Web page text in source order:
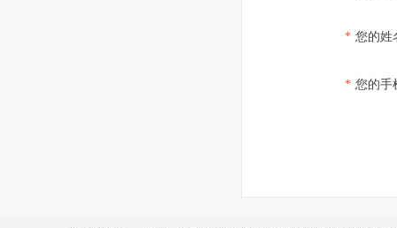
* 您的姓
* 您的手